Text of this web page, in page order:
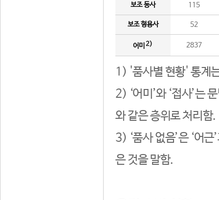
보조 동사 115
보조 형용사 52
어미 2) 2837
1) '품사별 현황' 통계
2) ‘어미’와 ‘접사’는
와 같은 층위로 처리함.
3) ‘품사 없음’은 ‘어
은 것을 말함.